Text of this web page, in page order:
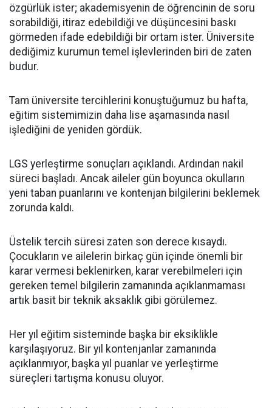
özgürlük ister; akademisyenin de öğrencinin de soru
sorabildiği, itiraz edebildiği ve düşüncesini baskı
görmeden ifade edebildiği bir ortam ister. Üniversite
dediğimiz kurumun temel işlevlerinden biri de zaten
budur.
Tam üniversite tercihlerini konuştuğumuz bu hafta,
eğitim sistemimizin daha lise aşamasında nasıl
işlediğini de yeniden gördük.
LGS yerleştirme sonuçları açıklandı. Ardından nakil
süreci başladı. Ancak aileler gün boyunca okulların
yeni taban puanlarını ve kontenjan bilgilerini beklemek
zorunda kaldı.
Üstelik tercih süresi zaten son derece kısaydı.
Çocukların ve ailelerin birkaç gün içinde önemli bir
karar vermesi beklenirken, karar verebilmeleri için
gereken temel bilgilerin zamanında açıklanmaması
artık basit bir teknik aksaklık gibi görülemez.
Her yıl eğitim sisteminde başka bir eksiklikle
karşılaşıyoruz. Bir yıl kontenjanlar zamanında
açıklanmıyor, başka yıl puanlar ve yerleştirme
süreçleri tartışma konusu oluyor.